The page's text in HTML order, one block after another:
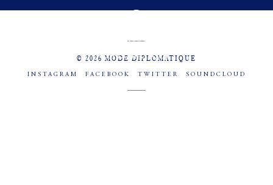
© 2026 MODE DIPLOMATIQUE
INSTAGRAM FACEBOOK TWITTER SOUNDCLOUD